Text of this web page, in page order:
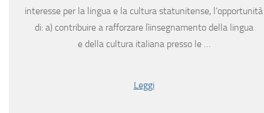
interesse per la lingua e la cultura statunitense, l’opportunità
di: a) contribuire a rafforzare lìinsegnamento della lingua
e della cultura italiana presso le …
Leggi